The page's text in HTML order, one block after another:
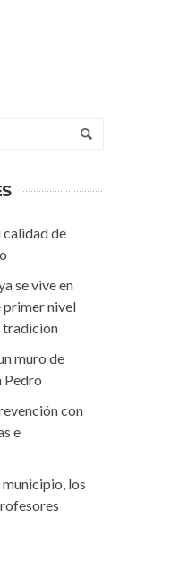
calidad de
se vive en
primer nivel
tradición
muro de
Pedro
con
e
los